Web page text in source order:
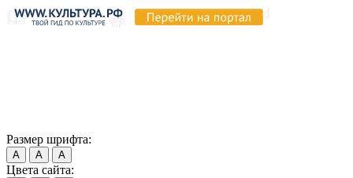
Размер шрифта:
А А А
Цвета сайта: